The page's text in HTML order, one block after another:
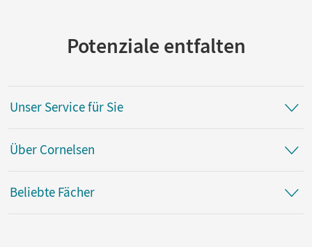
Potenziale entfalten
Unser Service für Sie
Über Cornelsen
Beliebte Fächer